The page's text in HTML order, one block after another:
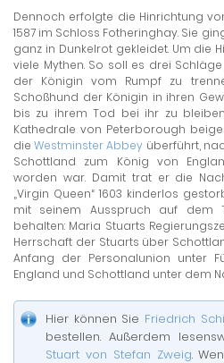
Dennoch erfolgte die Hinrichtung
1587 im Schloss Fotheringhay. Sie
ganz in Dunkelrot gekleidet. Um die
viele Mythen. So soll es drei
der Königin vom Rumpf zu
Schoßhund der Königin in ihren
bis zu ihrem Tod bei ihr zu
Kathedrale von Peterborough
dieWestminster Abbey überführt,
Schottland zum König von
worden war. Damit trat er die
„Virgin Queen“ 1603 kinderlos
mit seinem Ausspruch auf dem
behalten: Maria Stuarts
Herrschaft der Stuarts über
Anfang der Personalunion unter
England und Schottland unter dem
Hier können Sie Friedrich
bestellen. Außerdem
Stuart von Stefan Zweig.